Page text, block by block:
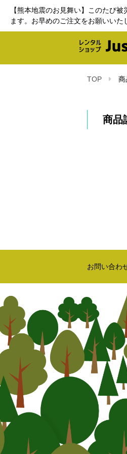
【熊本地震のお見舞い】このたび
ます。お早めのご注文をお願いいた
TOP 商
商品
お問い合わ